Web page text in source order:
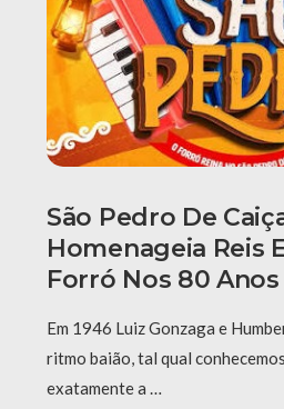
São Pedro De
Homenageia Reis
Forró Nos 80
Em 1946 Luiz Gonzaga e
ritmo baião, tal qual
exatamente a …